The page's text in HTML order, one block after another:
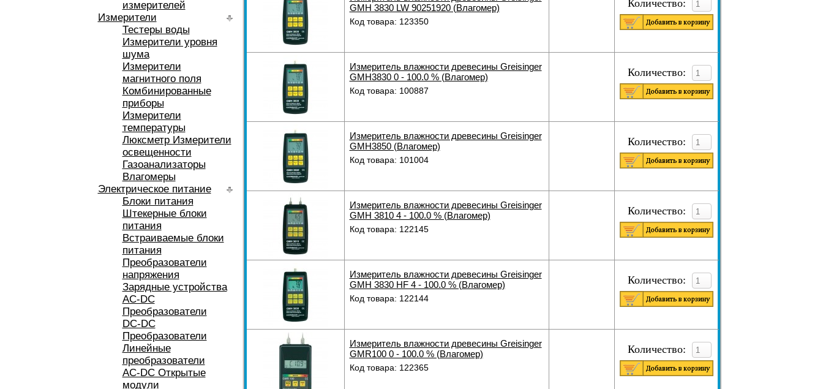
измерителей
Измерители
Тестеры воды
Измерители уровня
шума
Измерители
магнитного поля
Комбинированные
приборы
Измерители
температуры
Люксметр Измерители
освещенности
Газоанализаторы
Влагомеры
Электрическое питание
Блоки питания
Штекерные блоки
питания
Встраиваемые блоки
питания
Преобразователи
напряжения
Зарядные устройства
AC-DC
Преобразователи
DC-DC
Преобразователи
Линейные
преобразователи
AC-DC Открытые
модули
GMH 3830 LW 90251920 (Влагомер)
Код товара: 123350
Количество:
Измеритель влажности древесины Greisinger
GMH3830 0 - 100.0 % (Влагомер)
Код товара: 100887
Количество:
Измеритель влажности древесины Greisinger
GMH3850 (Влагомер)
Код товара: 101004
Количество:
Измеритель влажности древесины Greisinger
GMH 3810 4 - 100.0 % (Влагомер)
Код товара: 122145
Количество:
Измеритель влажности древесины Greisinger
GMH 3830 HF 4 - 100.0 % (Влагомер)
Код товара: 122144
Количество:
Измеритель влажности древесины Greisinger
GMR100 0 - 100.0 % (Влагомер)
Код товара: 122365
Количество: